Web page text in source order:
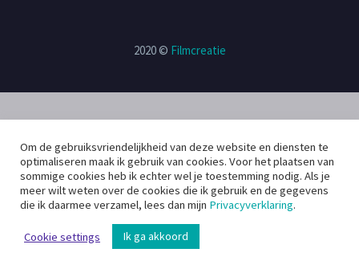
2020 © Filmcreatie
Om de gebruiksvriendelijkheid van deze website en diensten te
optimaliseren maak ik gebruik van cookies. Voor het plaatsen van
sommige cookies heb ik echter wel je toestemming nodig. Als je
meer wilt weten over de cookies die ik gebruik en de gegevens
die ik daarmee verzamel, lees dan mijn Privacyverklaring.
Cookie settings Ik ga akkoord